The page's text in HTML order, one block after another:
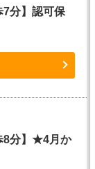
7分】認可保
8分】★4月か